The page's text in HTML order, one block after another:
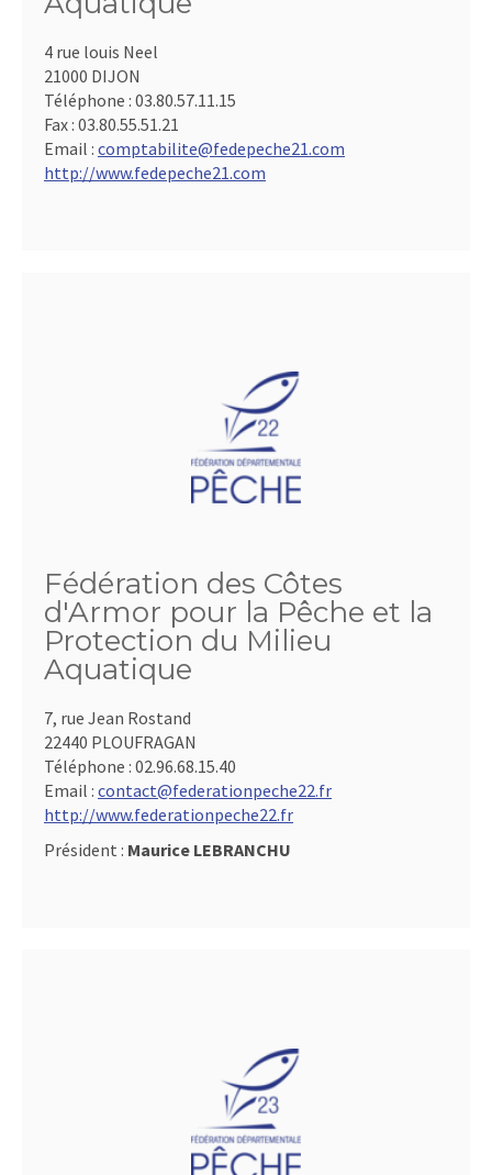
4 rue louis Neel
21000 DIJON
Téléphone : 03.80.57.11.15
Fax : 03.80.55.51.21
Email : comptabilite@fedepeche21.com
http://www.fedepeche21.com
Fédération des Côtes
d'Armor pour la Pêche et la
Protection du Milieu
Aquatique
7, rue Jean Rostand
22440 PLOUFRAGAN
Téléphone : 02.96.68.15.40
Email : contact@federationpeche22.fr
http://www.federationpeche22.fr
Président : Maurice LEBRANCHU